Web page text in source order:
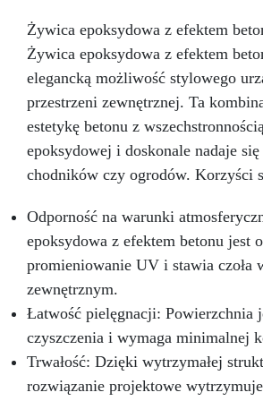
tworzyć od razu! Ten zestaw
prezent, to zaproszenie do
przygody. Idealny do
niestandardowych stołów,
lub do innych projektów
możliwość tworzenia trwałych
unikalnych elementów
Świętuj kreatywność tego
naszym Zestawem
Żywica epoksydowa z efektem
Żywica epoksydowa z efektem
elegancką możliwość stylowego
przestrzeni zewnętrznej. Ta
estetykę betonu z
epoksydowej i doskonale nadaje się
chodników czy ogrodów. Korzyści
Odporność na warunki
epoksydowa z efektem betonu jest
promieniowanie UV i stawia czoła
zewnętrznym.
Łatwość pielęgnacji: Powierzchnia
czyszczenia i wymaga minimalnej
Trwałość: Dzięki wytrzymałej
rozwiązanie projektowe